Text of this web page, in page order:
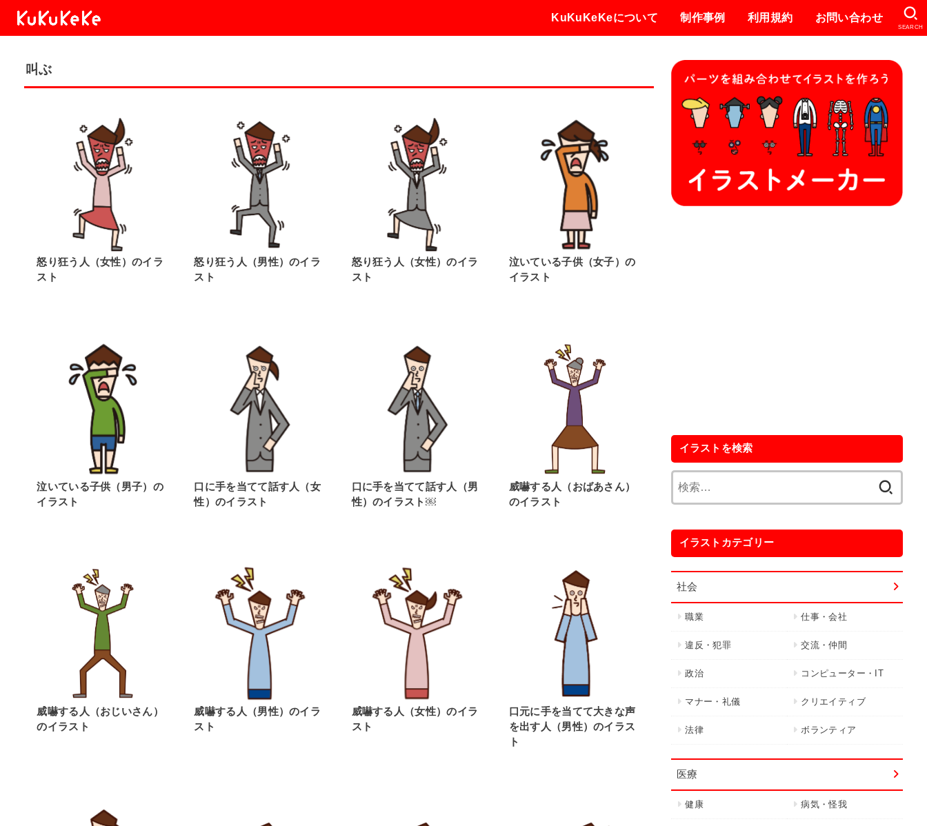
KuKuKeKeについて 制作事例 利用規約 お問い合わせ
SEARCH
叫ぶ
怒り狂う人（女性）のイラ
スト
怒り狂う人（男性）のイラ
スト
怒り狂う人（女性）のイラ
スト
泣いている子供（女子）の
イラスト
泣いている子供（男子）の
イラスト
口に手を当てて話す人（女
性）のイラスト
口に手を当てて話す人（男
性）のイラスト￼
威嚇する人（おばあさん）
のイラスト
威嚇する人（おじいさん）
のイラスト
威嚇する人（男性）のイラ
スト
威嚇する人（女性）のイラ
スト
口元に手を当てて大きな声
を出す人（男性）のイラス
ト
イラストを検索
イラストカテゴリー
社会
職業 仕事・会社
違反・犯罪 交流・仲間
政治 コンピューター・IT
マナー・礼儀 クリエイティブ
法律 ボランティア
医療
健康 病気・怪我